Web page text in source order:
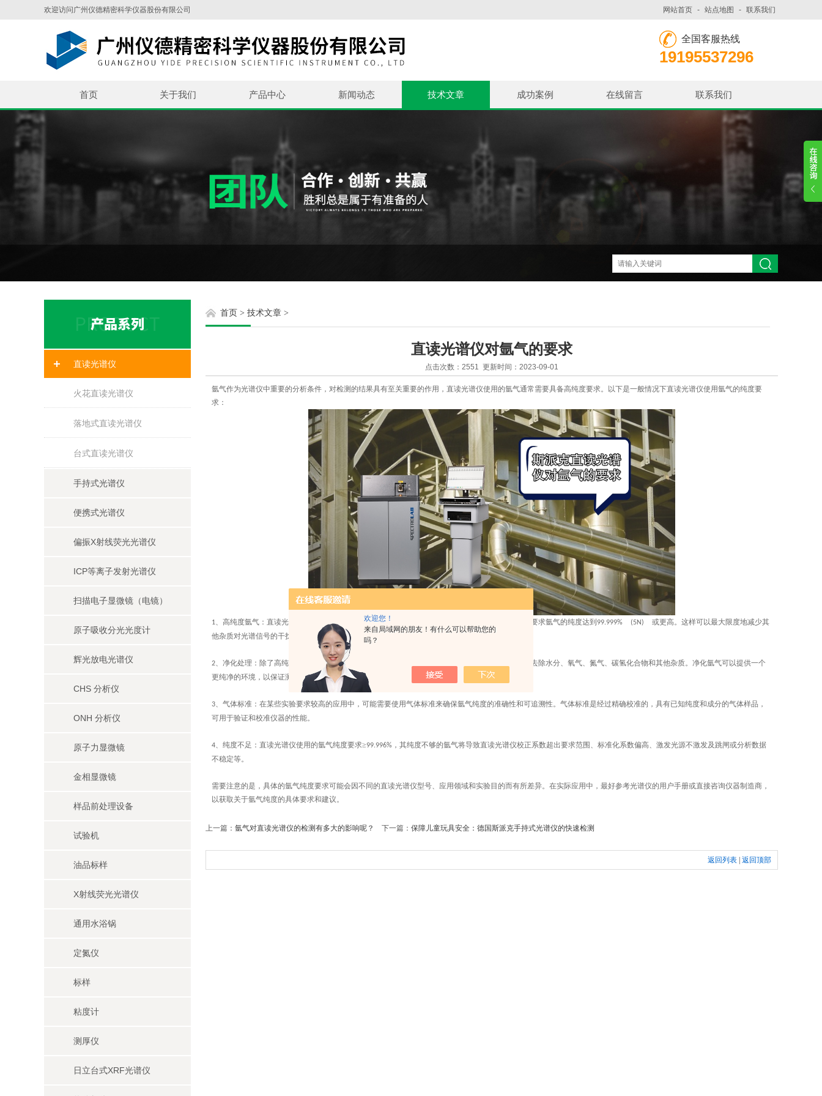
欢迎您！
来自局域网的朋友！有什么可以帮助您的
吗？
欢迎访问广州仪德精密科学仪器股份有限公司 网站首页 - 站点地图 - 联系我们
全国客服热线
19195537296
首页 关于我们 产品中心 新闻动态 技术文章 成功案例 在线留言 联系我们
直读光谱仪
火花直读光谱仪
落地式直读光谱仪
台式直读光谱仪
手持式光谱仪
便携式光谱仪
偏振X射线荧光光谱仪
ICP等离子发射光谱仪
扫描电子显微镜（电镜）
原子吸收分光光度计
辉光放电光谱仪
CHS 分析仪
ONH 分析仪
原子力显微镜
金相显微镜
样品前处理设备
试验机
油品标样
X射线荧光光谱仪
通用水浴锅
定氮仪
标样
粘度计
测厚仪
日立台式XRF光谱仪
首页 > 技术文章 >
直读光谱仪对氩气的要求
点击次数：2551 更新时间：2023-09-01
氩气作为光谱仪中重要的分析条件，对检测的结果具有至关重要的作用， 直读光谱仪使用的氩气通常需要具备高纯度要求。以下是一般情况下直读光谱仪使用氩气的纯度要
求：
1、高纯度氩气：直读光谱仪通常需要使用高纯度的氩气，以确保光谱测量的准确性和可靠性。一般要求氩气的纯度达到 99.999% (5N) 或更高。这样可以最大限度地减少其
他杂质对光谱信号的干扰。
2、净化处理：除了高纯度要求，氩气在使用前通常需要经过净化处理，以去除潜在的杂质。这包括去除水分、氧气、氮气、碳氢化合物和其他杂质。净化氩气可以提供一个
更纯净的环境，以保证测量结果的精确性。
3、气体标准：在某些实验要求较高的应用中，可能需要使用气体标准来确保氩气纯度的准确性和可追溯性。气体标准是经过精确校准的，具有已知纯度和成分的气体样品，
可用于验证和校准仪器的性能。
4、纯度不足：直读光谱仪使用的氩气纯度要求≥99.996% ，其纯度不够的氩气将导致直读光谱仪校正系数超出要求范围、标准化系数偏高、激发光源不激发及跳闸或分析数据
不稳定等。
需要注意的是，具体的氩气纯度要求可能会因不同的直读光谱仪型号、应用领域和实验目的而有所差异。在实际应用中，最好参考光谱仪的用户手册或直接咨询仪器制造商，
以获取关于氩气纯度的具体要求和建议。
上一篇： 氩气对直读光谱仪的检测有多大的影响呢？ 下一篇： 保障儿童玩具安全：德国斯派克手持式光谱仪的快速检测
返回列表 返回顶部